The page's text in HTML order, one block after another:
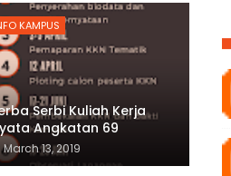
KAMPUS
Serbi Kuliah Kerja
Angkatan 69
March 13, 2019